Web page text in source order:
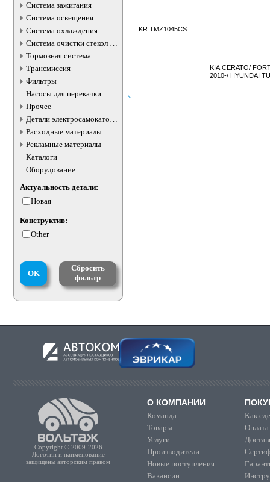
Система зажигания
Система освещения
Система охлаждения
Система очистки стекол и
фар
Тормозная система
Трансмиссия
Фильтры
Насосы для перекачки
жидкостей
Прочее
Детали электросамокатов и
электротранспорта
Расходные материалы
Рекламные материалы
Каталоги
Оборудование
Актуальность детали:
Новая
Конструктив:
Other
OK
Сбросить
фильтр
KR TMZ1045CS
KIA CERATO/
2010-/ HYUNDAI
Copyright © 2009-2026
Логотип и наименование
защищены авторским правом
О КОМПАНИИ
Команда
Товары
Услуги
Производители
Новые поступления
Вакансии
Как
Оплата